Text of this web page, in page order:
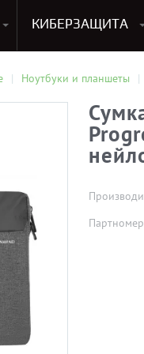
КИБЕРЗАЩИТА
Ноутбуки и планшеты